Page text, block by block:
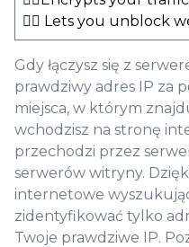
👍🏻 Lets you unblock
Gdy łączysz się z
prawdziwy adres IP za
miejsca, w którym
wchodzisz na stronę
przechodzi przez
serwerów witryny.
internetowe
zidentyfikować tylko
Twoje prawdziwe IP.